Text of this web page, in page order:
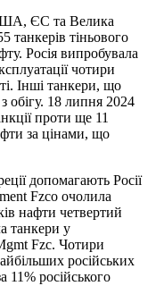
ЄС та Велика
танкерів тіньового
Росія випробувала
чотири
Інші танкери, що
обігу. 18 липня 2024
проти ще 11
за цінами, що
допомагають Росії
Fzco очолила
нафти четвертий
танкери у
Fzc. Чотири
російських
11% російського